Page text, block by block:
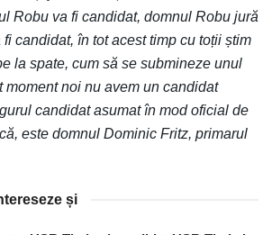
Robu va fi candidat, domnul Robu jură
candidat, în tot acest timp cu toții știm
la spate, cum să se submineze unul
moment noi nu avem un candidat
candidat asumat în mod oficial de
este domnul Dominic Fritz, primarul
și